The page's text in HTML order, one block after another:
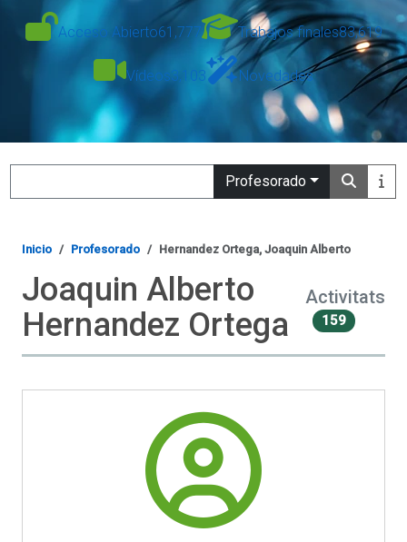
Acceso Abierto61,777 Trabajos finales83,619
Vídeos3,103 Novedades
Profesorado
Inicio Profesorado Hernandez Ortega, Joaquin Alberto
Joaquin Alberto
Hernandez Ortega
Activitats
159